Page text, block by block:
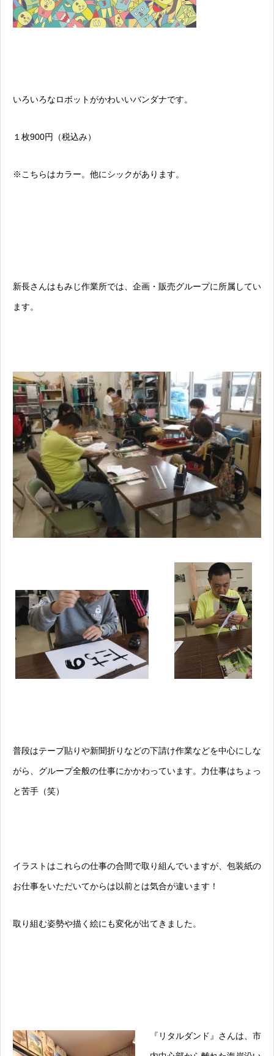
いろいろなロボットがかわいいバンダナです。
１枚900円（税込み）
※こちらはカラー。他にシックがあります。
新長さんはもみじ作業所では、企画・販売グループに所属してい
ます。
普段はテープ貼りや新聞折りなどの下請け作業などを中心にしな
がら、グループ全般の仕事にかかわっています。力仕事はちょっ
と苦手（笑）
イラストはこれらの仕事の合間で取り組んでいますが、包装紙の
お仕事をいただいてからは以前とは気合が違います！
取り組む姿勢や描く絵にも変化が出てきました。
『リタルダンド』さんは、市